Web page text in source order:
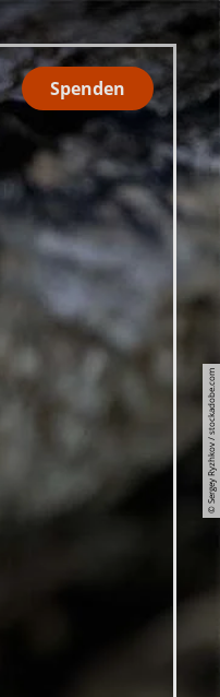
Spenden
© Sergey Ryzhkov / stockadobe.com